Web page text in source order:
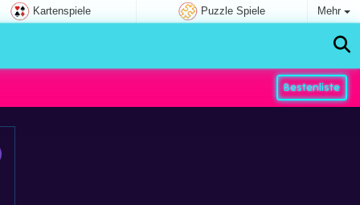
Kartenspiele Puzzle Spiele Mehr
Bestenliste